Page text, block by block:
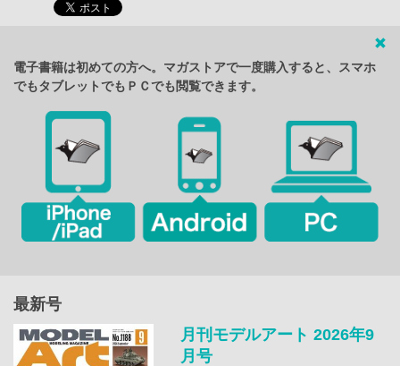
電子書籍は初めての方へ。マガストアで一度購入すると、スマホ
でもタブレットでもＰＣでも閲覧できます。
最新号
月刊モデルアート 2026年9
月号